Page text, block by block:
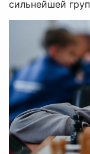
сильнейшей